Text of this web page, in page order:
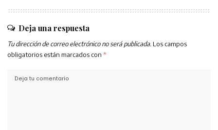
Deja una respuesta
Tu dirección de correo electrónico no será publicada. Los campos
obligatorios están marcados con *